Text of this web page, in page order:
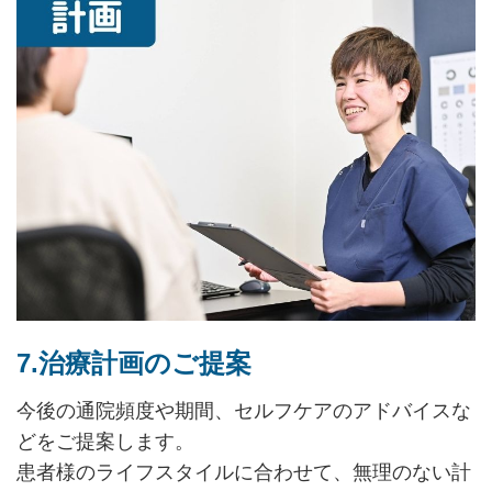
7.治療計画のご提案
今後の通院頻度や期間、セルフケアのアドバイスな
どをご提案します。
患者様のライフスタイルに合わせて、無理のない計